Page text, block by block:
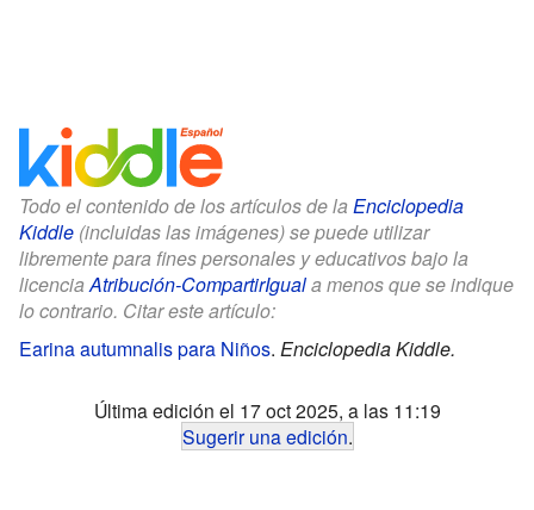
Todo el contenido de los artículos de la Enciclopedia
Kiddle (incluidas las imágenes) se puede utilizar
libremente para fines personales y educativos bajo la
licenciaAtribución-CompartirIguala menos que se indique
lo contrario. Citar este artículo:
Earina autumnalis para Niños. Enciclopedia Kiddle.
Última edición el 17 oct 2025, a las 11:19
Sugerir una edición.